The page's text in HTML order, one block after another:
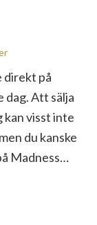
direkt på
dag. Att sälja
visst inte
du kanske
Madness…